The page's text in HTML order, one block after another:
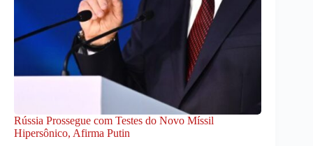
Rússia Prossegue com Testes do Novo Míssil
Hipersônico, Afirma Putin